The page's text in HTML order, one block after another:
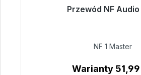
Przewód NF Audio
Gotowy do natychmiastowej
99,00 €
NF 1 Master
Warianty